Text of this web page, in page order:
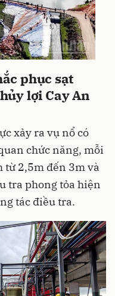
phục sạt
lợi Cay An
xảy ra vụ nổ có
chức năng, mỗi
từ 2,5m đến 3m và
tra phong tỏa hiện
tác điều tra.